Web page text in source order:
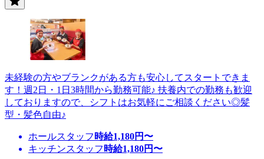
未経験の方やブランクがある方も安心してスタートできま
す！週2日・1日3時間から勤務可能♪ 扶養内での勤務も歓迎
しておりますので、シフトはお気軽にご相談ください◎髪
型・髪色自由♪
ホールスタッフ 時給1,180円〜
キッチンスタッフ 時給1,180円〜